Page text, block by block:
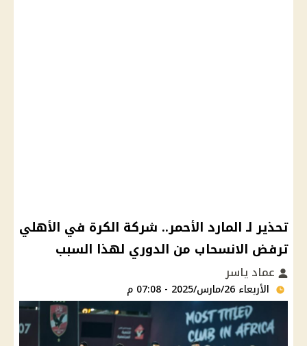
تحذير لـ المارد الأحمر.. شركة الكرة في الأهلي
ترفض الانسحاب من الدوري لهذا السبب
عماد ياسر
الأربعاء 26/مارس/2025 - 07:08 م